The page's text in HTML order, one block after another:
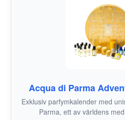
Acqua di Parma
Exklusiv parfymkalender med
Parma, ett av världens